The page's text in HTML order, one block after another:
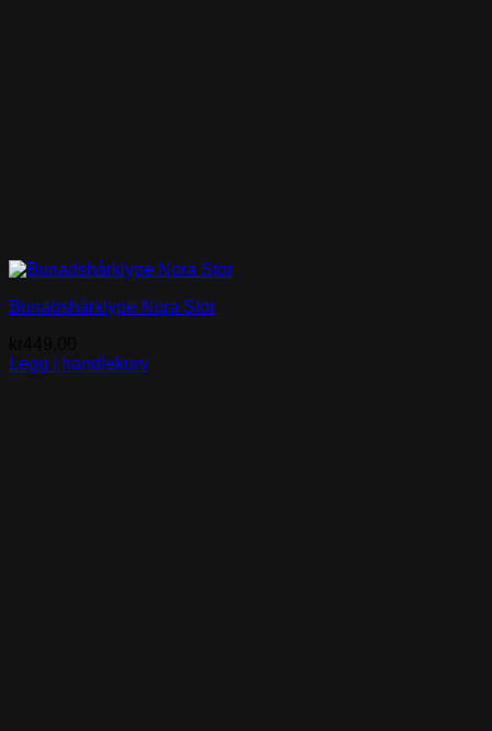
Bunadshårklype Nora Stor
Legg i handlekurv